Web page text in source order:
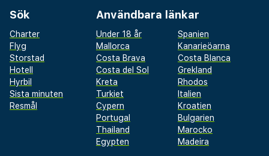
Sök
Charter
Flyg
Storstad
Hotell
Hyrbil
Sista minuten
Resmål
Användbara länkar
Under 18 år
Spanien
Mallorca
Kanarieöarna
Costa Brava
Costa Blanca
Costa del Sol
Grekland
Kreta
Rhodos
Turkiet
Italien
Cypern
Kroatien
Portugal
Bulgarien
Thailand
Marocko
Egypten
Madeira